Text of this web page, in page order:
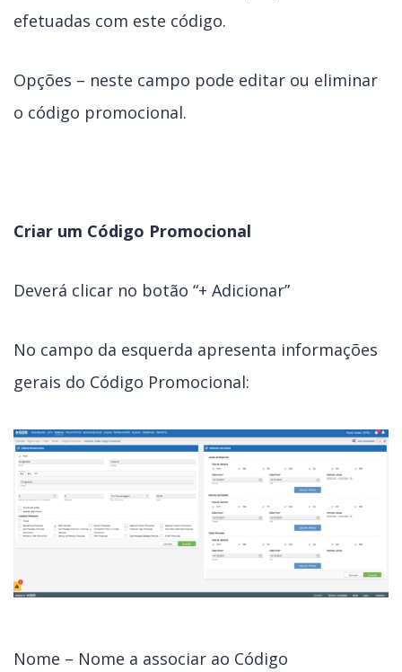
efetuadas com este código.
Opções – neste campo pode editar ou eliminar
o código promocional.
Criar um Código Promocional
Deverá clicar no botão “+ Adicionar”
No campo da esquerda apresenta informações
gerais do Código Promocional:
Nome – Nome a associar ao Código